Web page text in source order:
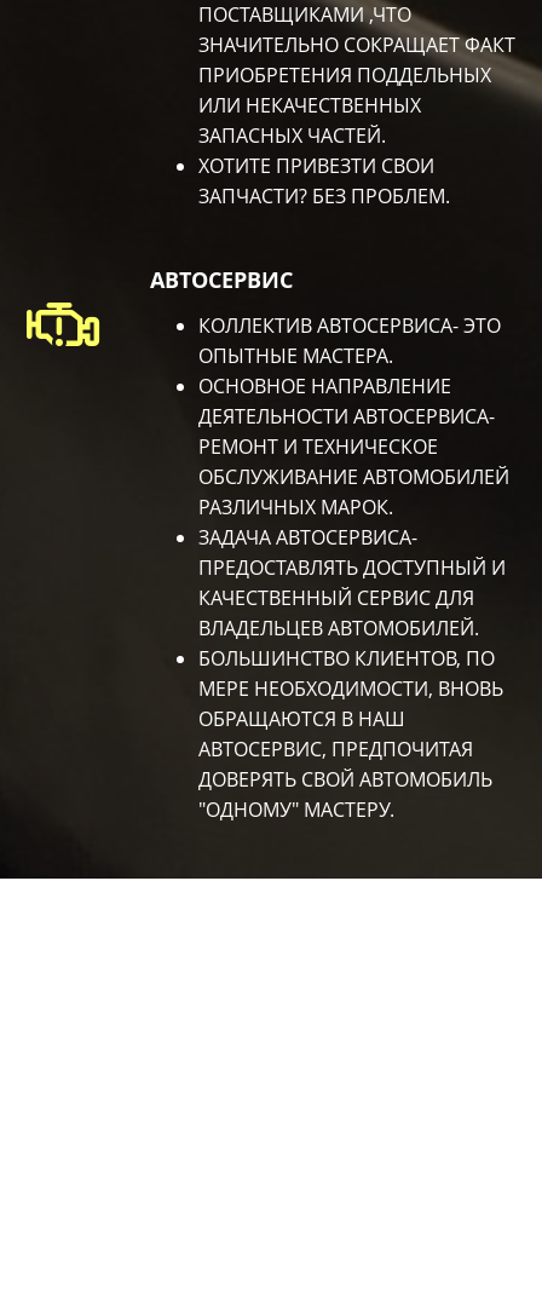
ПОСТАВЩИКАМИ ,ЧТО
ЗНАЧИТЕЛЬНО СОКРАЩАЕТ ФАКТ
ПРИОБРЕТЕНИЯ ПОДДЕЛЬНЫХ
ИЛИ НЕКАЧЕСТВЕННЫХ
ЗАПАСНЫХ ЧАСТЕЙ.
ХОТИТЕ ПРИВЕЗТИ СВОИ
ЗАПЧАСТИ? БЕЗ ПРОБЛЕМ.
АВТОСЕРВИС
КОЛЛЕКТИВ АВТОСЕРВИСА- ЭТО
ОПЫТНЫЕ МАСТЕРА.
ОСНОВНОЕ НАПРАВЛЕНИЕ
ДЕЯТЕЛЬНОСТИ АВТОСЕРВИСА-
РЕМОНТ И ТЕХНИЧЕСКОЕ
ОБСЛУЖИВАНИЕ АВТОМОБИЛЕЙ
РАЗЛИЧНЫХ МАРОК.
ЗАДАЧА АВТОСЕРВИСА-
ПРЕДОСТАВЛЯТЬ ДОСТУПНЫЙ И
КАЧЕСТВЕННЫЙ СЕРВИС ДЛЯ
ВЛАДЕЛЬЦЕВ АВТОМОБИЛЕЙ.
БОЛЬШИНСТВО КЛИЕНТОВ, ПО
МЕРЕ НЕОБХОДИМОСТИ, ВНОВЬ
ОБРАЩАЮТСЯ В НАШ
АВТОСЕРВИС, ПРЕДПОЧИТАЯ
ДОВЕРЯТЬ СВОЙ АВТОМОБИЛЬ
"ОДНОМУ" МАСТЕРУ.